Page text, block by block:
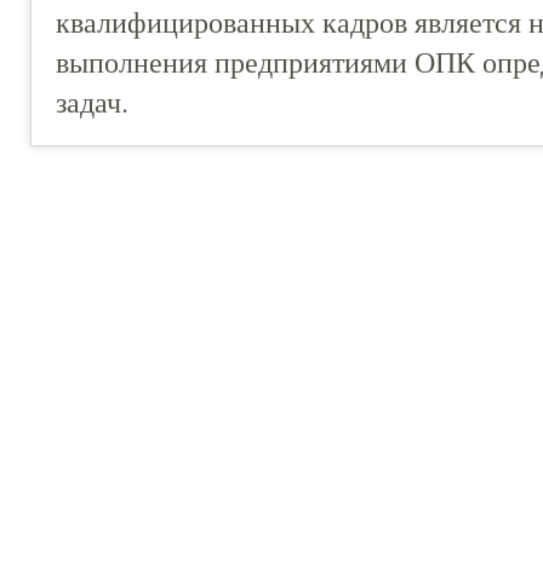
квалифицированных кадров является
выполнения предприятиями ОПК
задач.